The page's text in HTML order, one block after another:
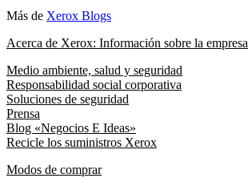
Más de Xerox Blogs
Acerca de Xerox: Información sobre la empresa
Medio ambiente, salud y seguridad
Responsabilidad social corporativa
Soluciones de seguridad
Prensa
Blog «Negocios E Ideas»
Recicle los suministros Xerox
Modos de comprar